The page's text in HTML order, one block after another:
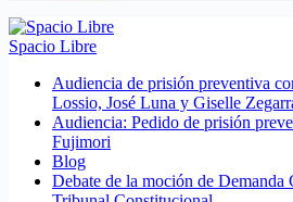
Spacio Libre
Audiencia de prisión preventiva
Lossio, José Luna y Giselle
Audiencia: Pedido de prisión
Fujimori
Blog
Debate de la moción de Demanda